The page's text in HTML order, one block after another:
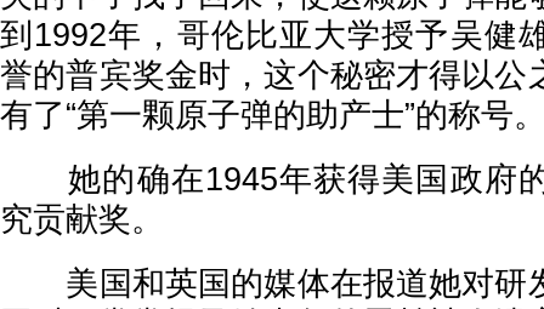
到1992年，哥伦比亚大学授予吴健
誉的普宾奖金时，这个秘密才得以公
有了“第一颗原子弹的助产士”的称号
她的确在1945年获得美国政府
究贡献奖。
美国和英国的媒体在报道她对研